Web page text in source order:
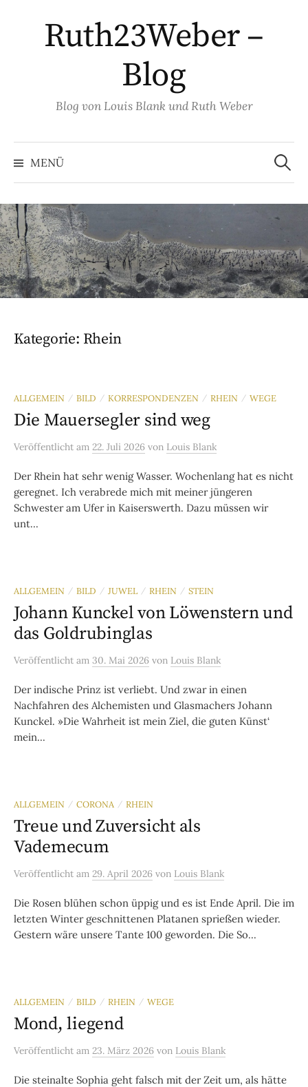
Ruth23Weber –
Blog
Blog von Louis Blank und Ruth Weber
MENÜ
Suchen
nach:
Kategorie: Rhein
ALLGEMEIN / BILD / KORRESPONDENZEN / RHEIN / WEGE
Die Mauersegler sind weg
Veröffentlicht am 22. Juli 2026 von Louis Blank
Der Rhein hat sehr wenig Wasser. Wochenlang hat es nicht
geregnet. Ich verabrede mich mit meiner jüngeren
Schwester am Ufer in Kaiserswerth. Dazu müssen wir
unt...
ALLGEMEIN / BILD / JUWEL / RHEIN / STEIN
Johann Kunckel von Löwenstern und
das Goldrubinglas
Veröffentlicht am 30. Mai 2026 von Louis Blank
Der indische Prinz ist verliebt. Und zwar in einen
Nachfahren des Alchemisten und Glasmachers Johann
Kunckel. »Die Wahrheit ist mein Ziel, die guten Künst‘
mein...
ALLGEMEIN / CORONA / RHEIN
Treue und Zuversicht als
Vademecum
Veröffentlicht am 29. April 2026 von Louis Blank
Die Rosen blühen schon üppig und es ist Ende April. Die im
letzten Winter geschnittenen Platanen sprießen wieder.
Gestern wäre unsere Tante 100 geworden. Die So...
ALLGEMEIN / BILD / RHEIN / WEGE
Mond, liegend
Veröffentlicht am 23. März 2026 von Louis Blank
Die steinalte Sophia geht falsch mit der Zeit um, als hätte